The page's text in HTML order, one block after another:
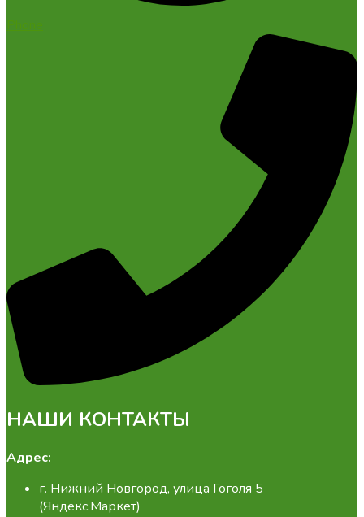
Phone
НАШИ КОНТАКТЫ
Адрес:
г. Нижний Новгород, улица Гоголя 5
(Яндекс.Маркет)